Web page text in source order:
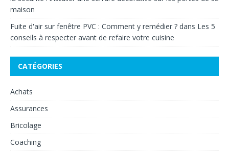
maison
Fuite d'air sur fenêtre PVC : Comment y remédier ? dans Les 5
conseils à respecter avant de refaire votre cuisine
CATÉGORIES
Achats
Assurances
Bricolage
Coaching